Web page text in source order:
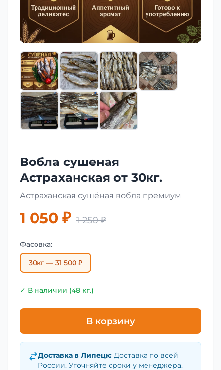
Вобла сушеная
Астраханская от 30кг.
Астраханская сушёная вобла премиум
1 050 ₽ 1 250 ₽
Фасовка:
30кг — 31 500 ₽
✓ В наличии (48 кг.)
В корзину
Доставка в Липецк: Доставка по всей
России. Уточняйте сроки у менеджера.